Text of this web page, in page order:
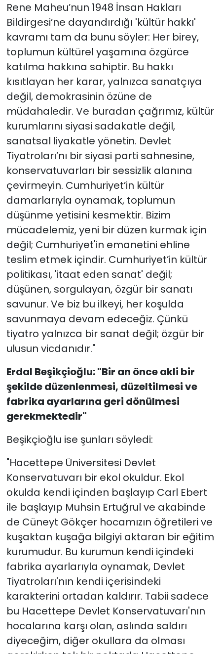
Rene Maheu’nun 1948 İnsan Hakları
Bildirgesi’ne dayandırdığı 'kültür hakkı'
kavramı tam da bunu söyler: Her birey,
toplumun kültürel yaşamına özgürce
katılma hakkına sahiptir. Bu hakkı
kısıtlayan her karar, yalnızca sanatçıya
değil, demokrasinin özüne de
müdahaledir. Ve buradan çağrımız, kültür
kurumlarını siyasi sadakatle değil,
sanatsal liyakatle yönetin. Devlet
Tiyatroları’nı bir siyasi parti sahnesine,
konservatuvarları bir sessizlik alanına
çevirmeyin. Cumhuriyet’in kültür
damarlarıyla oynamak, toplumun
düşünme yetisini kesmektir. Bizim
mücadelemiz, yeni bir düzen kurmak için
değil; Cumhuriyet'in emanetini ehline
teslim etmek içindir. Cumhuriyet’in kültür
politikası, 'itaat eden sanat' değil;
düşünen, sorgulayan, özgür bir sanatı
savunur. Ve biz bu ilkeyi, her koşulda
savunmaya devam edeceğiz. Çünkü
tiyatro yalnızca bir sanat değil; özgür bir
ulusun vicdanıdır."
Erdal Beşikçioğlu: "Bir an önce akli bir
şekilde düzenlenmesi, düzeltilmesi ve
fabrika ayarlarına geri dönülmesi
gerekmektedir"
Beşikçioğlu ise şunları söyledi:
"Hacettepe Üniversitesi Devlet
Konservatuvarı bir ekol okuldur. Ekol
okulda kendi içinden başlayıp Carl Ebert
ile başlayıp Muhsin Ertuğrul ve akabinde
de Cüneyt Gökçer hocamızın öğretileri ve
kuşaktan kuşağa bilgiyi aktaran bir eğitim
kurumudur. Bu kurumun kendi içindeki
fabrika ayarlarıyla oynamak, Devlet
Tiyatroları'nın kendi içerisindeki
karakterini ortadan kaldırır. Tabii sadece
bu Hacettepe Devlet Konservatuvarı'nın
hocalarına karşı olan, aslında saldırı
diyeceğim, diğer okullara da olması